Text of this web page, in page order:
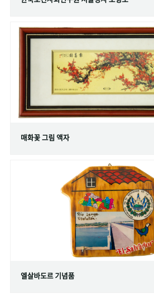
매화꽃 그림 액자
엘살바도르 기념품